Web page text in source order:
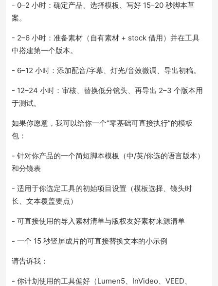
- 0–2 小时：确定产品、选择模板、写好 15–20 秒脚本草
案。
- 2–6 小时：准备素材（自有素材 + stock 借用）并在工具
中搭建第一个版本。
- 6–12 小时：添加配音/字幕、灯光/音效微调、导出初稿。
- 12–24 小时：审核、替换低分镜头、再导出 2–3 个版本用
于测试。
如果你愿意，我可以给你一个“零基础可直接执行”的模板
包：
- 针对你产品的一个简短脚本模板（中/英/你选的语言版本）
和分镜表
- 适用于你选定工具的初始项目设置（模板选择、镜头时
长、文本覆盖要点）
- 可直接使用的导入素材清单与版权友好素材来源清单
- 一个 15 秒竖屏成片的可直接替换文本的小示例
请告诉我：
- 你计划使用的工具偏好（Lumen5、InVideo、VEED、